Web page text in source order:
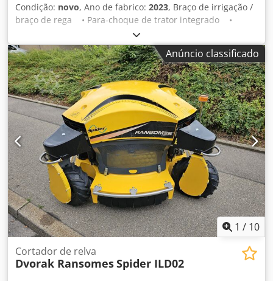
Condição: novo, Ano de fabrico: 2023, Braço de irrigação /
braço de rega • Para-choque de trator integrado •
Engate de três pontos Cat 2 • Alcance de
aproximadamente 6 metros • Tubulação galvanizada de
2" • Mangueira e bico pulverizador com acoplamento
Storz • Cilindros hidráulicos de dupla ação • Coroa
giratória robusta • Rotação mecânica em 5 posições •
Disponível em estoque! Estado: Novo Djdpox S Sa Hofx
Aqxock Ano de fabricação: 2023
Anúncio classificado
1 / 10
Cortador de relva
Dvorak RansomesSpider ILD02